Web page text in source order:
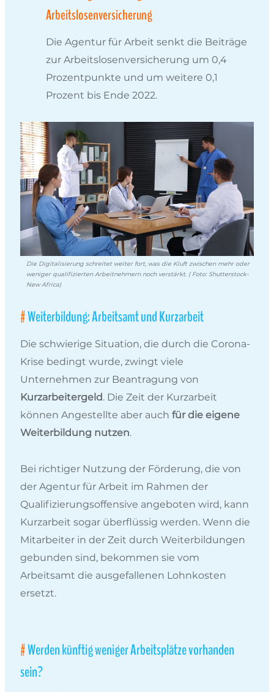
Arbeitslosenversicherung
Die Agentur für Arbeit senkt die Beiträge
zur Arbeitslosenversicherung um 0,4
Prozentpunkte und um weitere 0,1
Prozent bis Ende 2022.
Die Digitalisierung schreitet weiter fort, was die Kluft zwischen mehr oder
weniger qualifizierten Arbeitnehmern noch verstärkt. ( Foto: Shutterstock-
New Africa)
Weiterbildung: Arbeitsamt und Kurzarbeit
Die schwierige Situation, die durch die Corona-
Krise bedingt wurde, zwingt viele
Unternehmen zur Beantragung von
Kurzarbeitergeld. Die Zeit der Kurzarbeit
können Angestellte aber auch für die eigene
Weiterbildung nutzen.
Bei richtiger Nutzung der Förderung, die von
der Agentur für Arbeit im Rahmen der
Qualifizierungsoffensive angeboten wird, kann
Kurzarbeit sogar überflüssig werden. Wenn die
Mitarbeiter in der Zeit durch Weiterbildungen
gebunden sind, bekommen sie vom
Arbeitsamt die ausgefallenen Lohnkosten
ersetzt.
Werden künftig weniger Arbeitsplätze vorhanden
sein?